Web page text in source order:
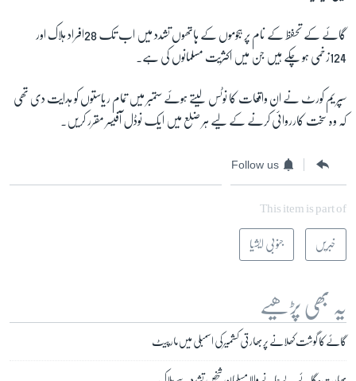
گائے کے تحفظ کے نام پر ہجوموں کے ہاتھوں تشدد میں اب تک 28افراد ہلاک اور
124زخمی ہو چکے ہیں جن میں اکثریت مسلمانوں کی ہے۔
سپریم کورٹ نے ان واقعات کا نوٹس لیتے ہوئے ستمبر میں تمام ریاستوں کو ہدایت دی تھی
کہ وہ سخت کارروائی کرنے کے لیے ہر ضلع میں ایک نوڈل آفیسر مقرر کریں۔
Follow us
This item is part of
خبریں جنوبی ایشیا
یہ بھی پڑھیے
گائے کا گوشت کھلانے پر بھارتی کشمیر کی اسمبلی میں مارپیٹ
بھارت: گائے لے جانے والا مسلمان شخص تشدد سے ہلاک